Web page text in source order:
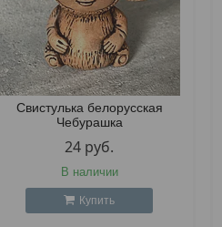
Свистулька белорусская
Чебурашка
24 руб.
В наличии
Купить